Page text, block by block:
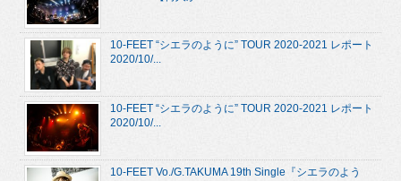
10-FEET “シエラのように” TOUR 2020-2021 レポート
2020/10/...
10-FEET “シエラのように” TOUR 2020-2021 レポート
2020/10/...
10-FEET Vo./G.TAKUMA 19th Single『シエラのよう